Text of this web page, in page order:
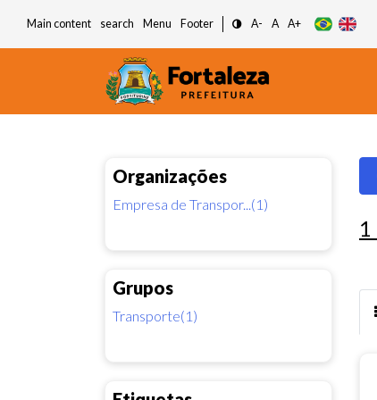
Main content search Menu Footer A- A A+
Organizações
Empresa de Transpor...(1)
Grupos
Transporte(1)
1